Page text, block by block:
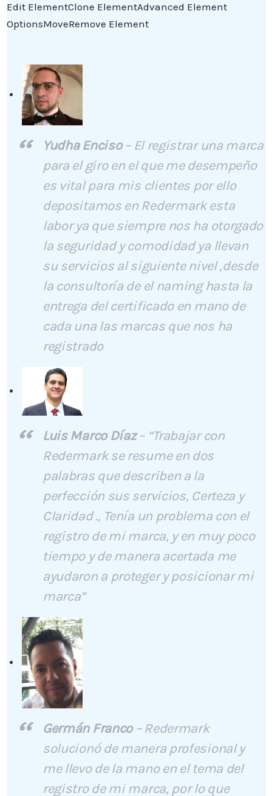
Edit ElementClone ElementAdvanced Element
OptionsMoveRemove Element
Yudha Enciso– El registrar una marca
para el giro en el que me desempeño
es vital para mis clientes por ello
depositamos en Redermark esta
labor ya que siempre nos ha otorgado
la seguridad y comodidad ya llevan
su servicios al siguiente nivel ,desde
la consultoría de el naming hasta la
entrega del certificado en mano de
cada una las marcas que nos ha
registrado
Luis Marco Díaz– “Trabajar con
Redermark se resume en dos
palabras que describen a la
perfección sus servicios, Certeza y
Claridad ., Tenía un problema con el
registro de mi marca, y en muy poco
tiempo y de manera acertada me
ayudaron a proteger y posicionar mi
marca”
Germán Franco–Redermark
solucionó de manera profesional y
me llevo de la mano en el tema del
registro de mi marca, por lo que